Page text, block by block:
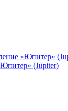
«Юпитер»
(Jupiter)